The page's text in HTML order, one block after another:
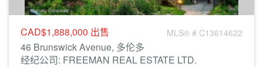
CAD$1,888,000 出售 MLS® # C13614622
46 Brunswick Avenue, 多伦多
经纪公司: FREEMAN REAL ESTATE LTD.